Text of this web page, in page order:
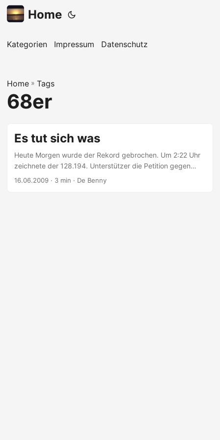
Home
Kategorien Impressum Datenschutz
Home » Tags
68er
Es tut sich was
Heute Morgen wurde der Rekord gebrochen. Um 2:22 Uhr
zeichnete der 128.194. Unterstützer die Petition gegen
Internetzensur mit. Wer noch sagen können will, er sei
16.06.2009 · 3 min · De Benny